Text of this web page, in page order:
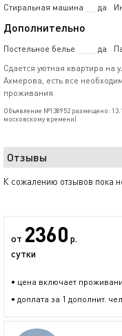
Стиральная машина
да
Дополнительно
Постельное белье да
Сдается уютная квартира на
Ахмерова, есть все
проживания.
Объявление №138952 размещено:
московскому времени)
Отзывы
К сожалению отзывов пока
от 2360 р.
сутки
• цена включает
• доплата за 1 дополнит.